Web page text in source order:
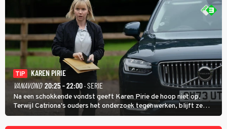
TIP
KAREN PIRIE
VANAVOND 20:25 - 22:00· SERIE
Na een schokkende vondst geeft Karen Pirie de hoop niet op.
Terwijl Catriona's ouders het onderzoek tegenwerken, blijft ze
speuren naar Adam. In deze slotaflevering van Karen Pirie leidt het
spoor via Frankrijk en Italië naar Malta.